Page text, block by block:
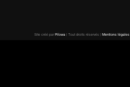
Site créé par Pilowa | Tout droits réservés | Mentions légales